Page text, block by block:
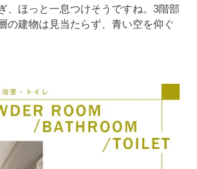
、ほっと一息つけそうですね。3階部
の建物は見当たらず、青い空を仰ぐ